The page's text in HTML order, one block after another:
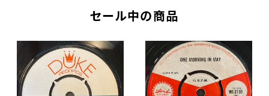
セール中の商品